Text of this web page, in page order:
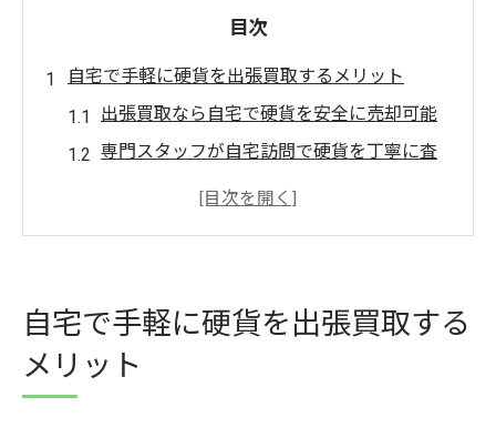
目次
自宅で手軽に硬貨を出張買取するメリット
出張買取なら自宅で硬貨を安全に売却可能
専門スタッフが自宅訪問で硬貨を丁寧に査
自宅完結型の出張買取が安心なポイントと
は
硬貨を高く売るための出張買取活用法
自宅で手軽に硬貨を出張買取する
メリット